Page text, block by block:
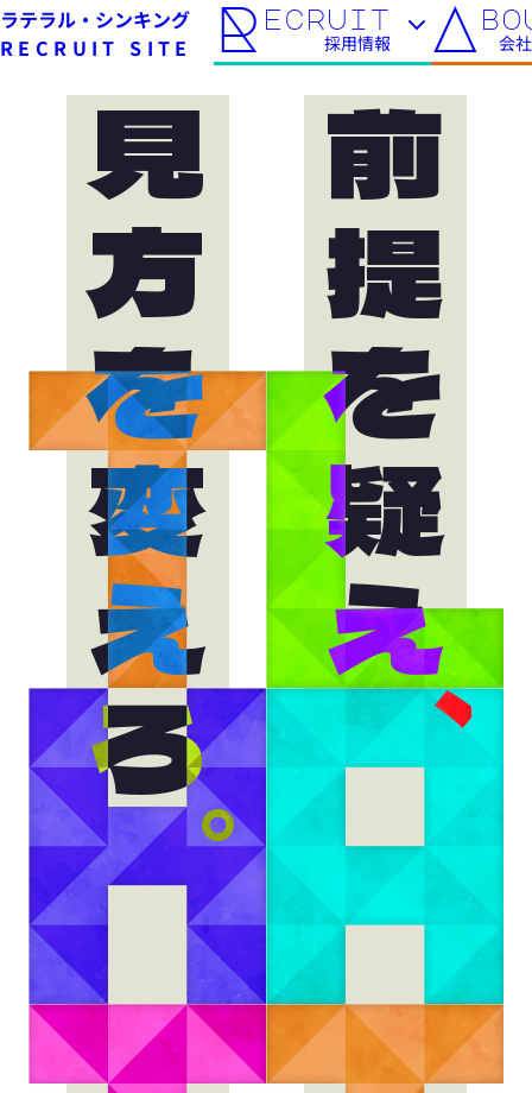
ラテラル・シンキング
RECRUIT SITE
R ecruit
採用情報 A 会
前提を疑え、
見方を変えろ。